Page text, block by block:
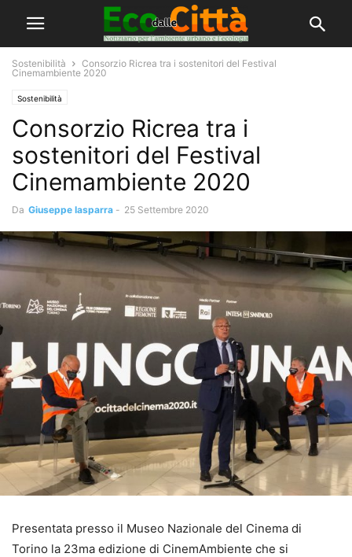
Sostenibilità
Consorzio Ricrea tra i sostenitori del Festival
Cinemambiente 2020
Sostenibilità
Consorzio Ricrea tra i
sostenitori del Festival
Cinemambiente 2020
Da Giuseppe Iasparra - 25 Settembre 2020
Presentata presso il Museo Nazionale del Cinema di
Torino la 23ma edizione di CinemAmbiente che si